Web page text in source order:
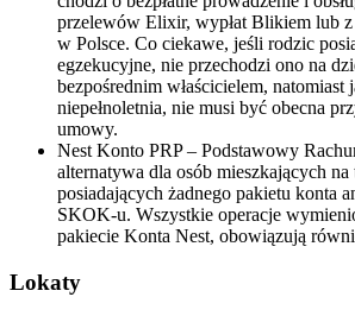
przelewów Elixir, wypłat Blikiem lub
w Polsce. Co ciekawe, jeśli rodzic
egzekucyjne, nie przechodzi ono na
bezpośrednim właścicielem, natomiast
niepełnoletnia, nie musi być obecna
umowy.
Nest Konto PRP – Podstawowy
alternatywa dla osób mieszkających
posiadających żadnego pakietu konta
SKOK-u. Wszystkie operacje
pakiecie Konta Nest, obowiązują
Lokaty